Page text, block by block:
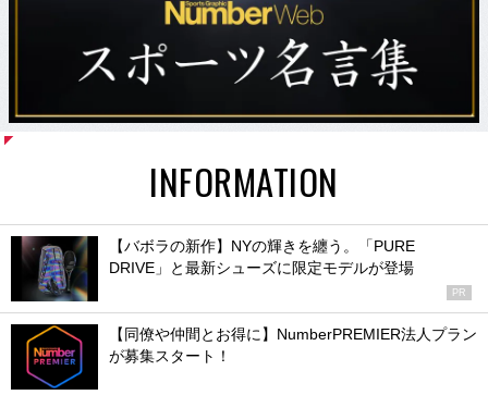
INFORMATION
【バボラの新作】NYの輝きを纏う。「PURE
DRIVE」と最新シューズに限定モデルが登場
PR
【同僚や仲間とお得に】NumberPREMIER法人プラン
が募集スタート！